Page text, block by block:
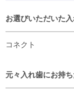
お選びいただいた
コネクト
元々入れ歯にお持